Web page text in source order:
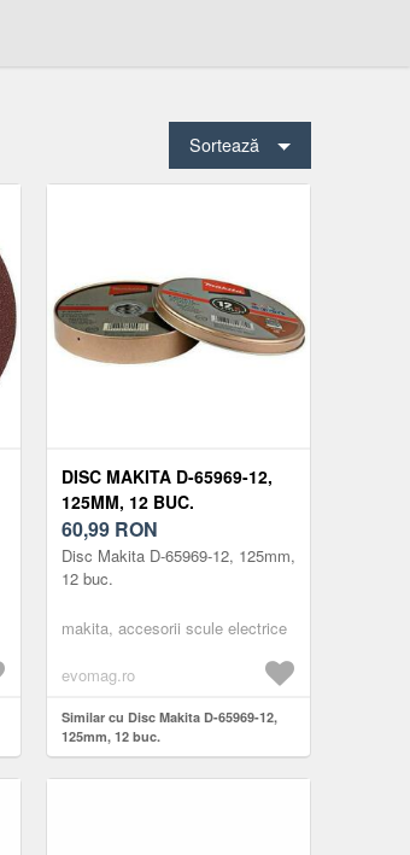
Sortează
DISC MAKITA D-65969-12,
125MM, 12 BUC.
60,99 RON
Disc Makita D-65969-12, 125mm,
12 buc.
makita, accesorii scule electrice
evomag.ro
Similar cu Disc Makita D-65969-12,
125mm, 12 buc.